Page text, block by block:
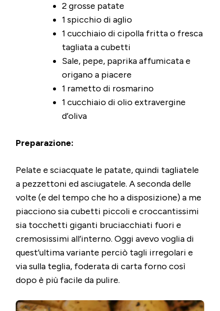
2 grosse patate
1 spicchio di aglio
1 cucchiaio di cipolla fritta o fresca
tagliata a cubetti
Sale, pepe, paprika affumicata e
origano a piacere
1 rametto di rosmarino
1 cucchiaio di olio extravergine
d’oliva
Preparazione:
Pelate e sciacquate le patate, quindi tagliatele
a pezzettoni ed asciugatele. A seconda delle
volte (e del tempo che ho a disposizione) a me
piacciono sia cubetti piccoli e croccantissimi
sia tocchetti giganti bruciacchiati fuori e
cremosissimi all’interno. Oggi avevo voglia di
quest’ultima variante perciò tagli irregolari e
via sulla teglia, foderata di carta forno così
dopo è più facile da pulire.